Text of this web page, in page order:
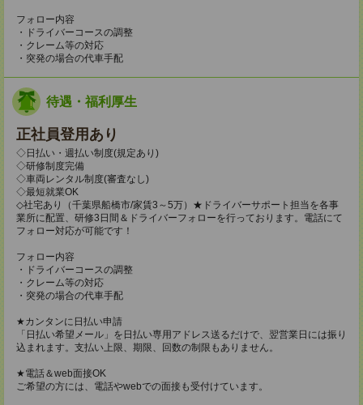
フォロー内容
・ドライバーコースの調整
・クレーム等の対応
・突発の場合の代車手配
待遇・福利厚生
正社員登用あり
◇日払い・週払い制度(規定あり)
◇研修制度完備
◇車両レンタル制度(審査なし)
◇最短就業OK
◇社宅あり（千葉県船橋市/家賃3～5万）★ドライバーサポート担当を各事
業所に配置、研修3日間＆ドライバーフォローを行っております。電話にて
フォロー対応が可能です！
フォロー内容
・ドライバーコースの調整
・クレーム等の対応
・突発の場合の代車手配
★カンタンに日払い申請
「日払い希望メール」を日払い専用アドレス送るだけで、翌営業日には振り
込まれます。支払い上限、期限、回数の制限もありません。
★電話＆web面接OK
ご希望の方には、電話やwebでの面接も受付けています。